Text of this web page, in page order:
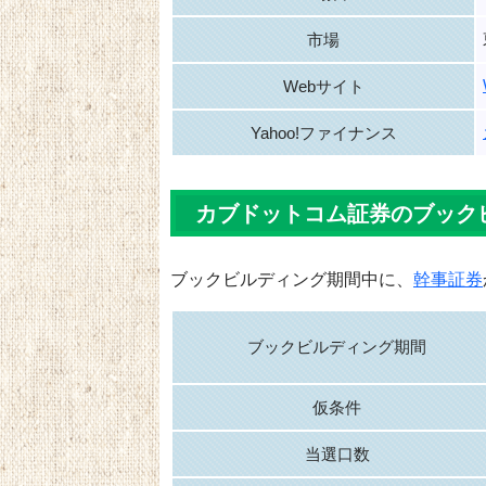
市場
Webサイト
Yahoo!ファイナンス
カブドットコム証券のブッ
ブックビルディング期間中に、 幹事証券
ブックビルディング期間
仮条件
当選口数